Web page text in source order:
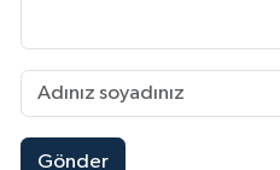
Gönder